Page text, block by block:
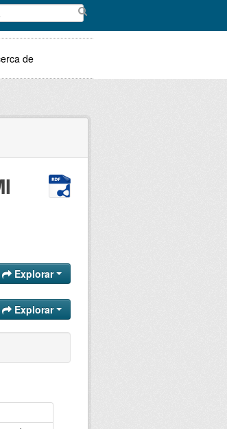
de
Explorar
Explorar